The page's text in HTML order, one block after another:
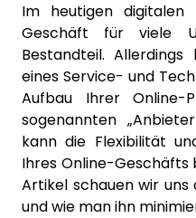
Im heutigen
Geschäft für viele
Bestandteil.
eines Service- und
Aufbau Ihrer Online-
sogenannten
kann die Flexibilität
Ihres Online-Geschäfts
Artikel schauen wir uns
und wie man ihn